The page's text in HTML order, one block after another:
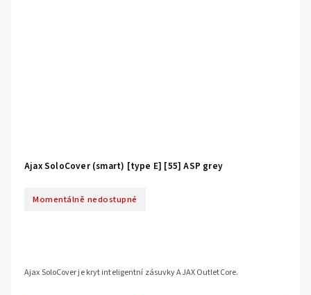
Ajax SoloCover (smart) [type E] [55] ASP grey
Momentálně nedostupné
Ajax SoloCover je kryt inteligentní zásuvky AJAX OutletCore.